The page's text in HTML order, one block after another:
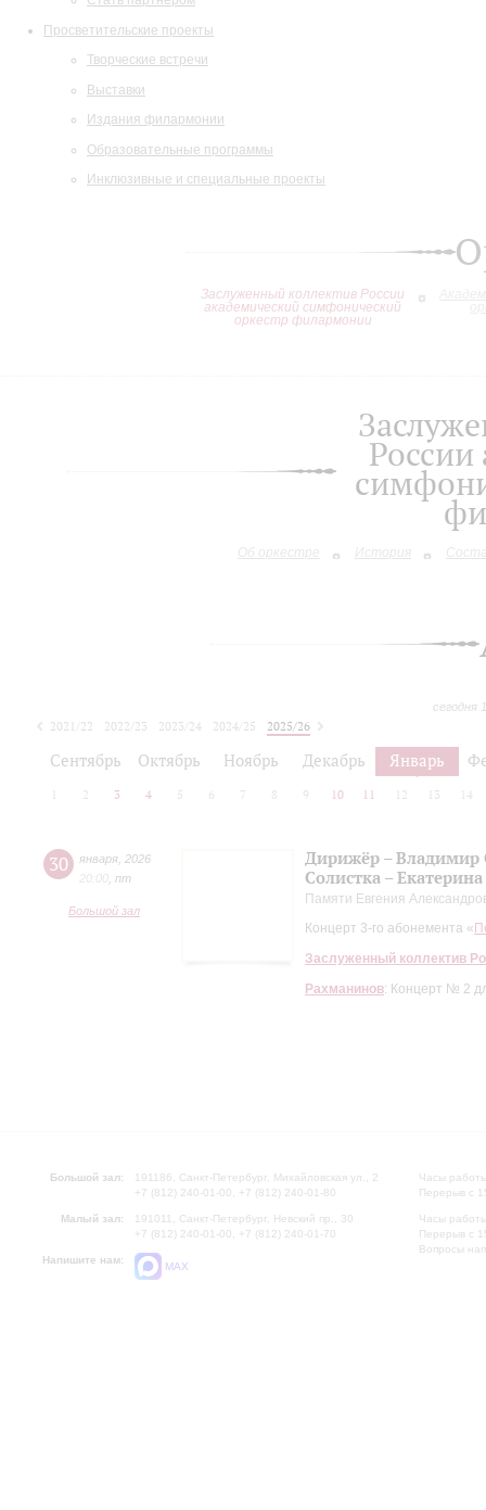
Просветительские проекты
Творческие встречи
Выставки
Издания филармонии
Образовательные программы
Инклюзивные и специальные проекты
Заслуженный коллектив России
академический симфонический
оркестр филармонии
Об оркестре История
сегодня
2021/22 2022/23 2023/24 2024/25
2025/26
Сентябрь Октябрь Ноябрь Декабрь Январь
2 3 4 5 6 7 8 9 10 11 12 13 14
30 января 2026
20:00 пт
Большой зал
Дирижёр – Владимир
Солистка –
Памяти Евгения
Концерт 3-го абонемента «
Заслуженный коллектив
Рахманинов: Концерт № 2
Большой зал:
191186, Санкт-Петербург, Михайловская ул., 2
+7 (812) 240-01-00, +7 (812) 240-01-80
Малый зал:
191011, Санкт-Петербург, Невский пр., 30
+7 (812) 240-01-00, +7 (812) 240-01-70
Напишите нам:
MAX
Часы
Перерыв с
Часы
Перерыв с
Вопросы